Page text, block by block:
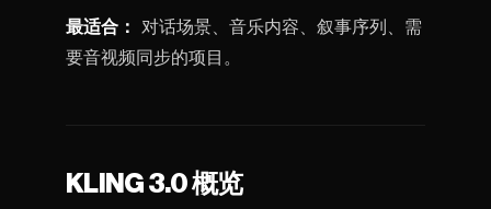
最适合： 对话场景、音乐内容、叙事序列、需
要音视频同步的项目。
KLING 3.0 概览